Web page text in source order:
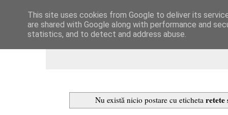
Dulcegarii culinare
Nu există nicio postare cu etichetaretete
This site uses cookies from Google to deliver its
are shared with Google along with performance and
statistics, and to detect and address abuse.